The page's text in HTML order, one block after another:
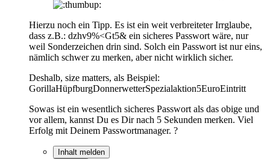
Hierzu noch ein Tipp. Es ist ein weit verbreiteter Irrglaube,
dass z.B.: dzhv9%<Gt5& ein sicheres Passwort wäre, nur
weil Sonderzeichen drin sind. Solch ein Passwort ist nur eins,
nämlich schwer zu merken, aber nicht wirklich sicher.
Deshalb, size matters, als Beispiel:
GorillaHüpfburgDonnerwetterSpezialaktion5EuroEintritt
Sowas ist ein wesentlich sicheres Passwort als das obige und
vor allem, kannst Du es Dir nach 5 Sekunden merken. Viel
Erfolg mit Deinem Passwortmanager. ?
Inhalt melden